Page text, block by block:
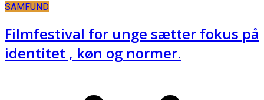
SAMFUND
Filmfestival for unge sætter fokus på
identitet , køn og normer.